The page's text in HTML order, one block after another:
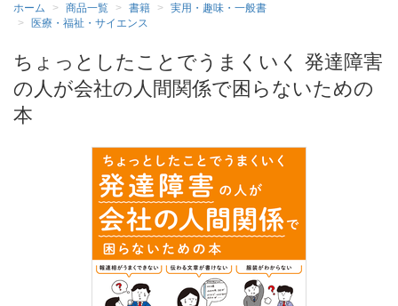
ホーム 商品一覧 書籍
実用・趣味・一般書
医療・福祉・サイエンス
ちょっとしたことでうまくいく 発達障害
の人が会社の人間関係で困らないための
本